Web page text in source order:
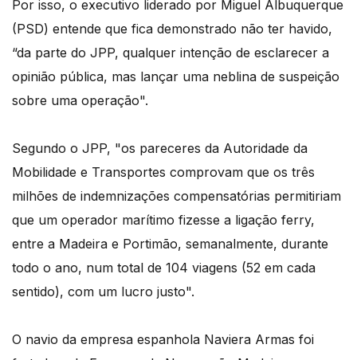
Por isso, o executivo liderado por Miguel Albuquerque
(PSD) entende que fica demonstrado não ter havido,
“da parte do JPP, qualquer intenção de esclarecer a
opinião pública, mas lançar uma neblina de suspeição
sobre uma operação".
Segundo o JPP, "os pareceres da Autoridade da
Mobilidade e Transportes comprovam que os três
milhões de indemnizações compensatórias permitiriam
que um operador marítimo fizesse a ligação ferry,
entre a Madeira e Portimão, semanalmente, durante
todo o ano, num total de 104 viagens (52 em cada
sentido), com um lucro justo".
O navio da empresa espanhola Naviera Armas foi